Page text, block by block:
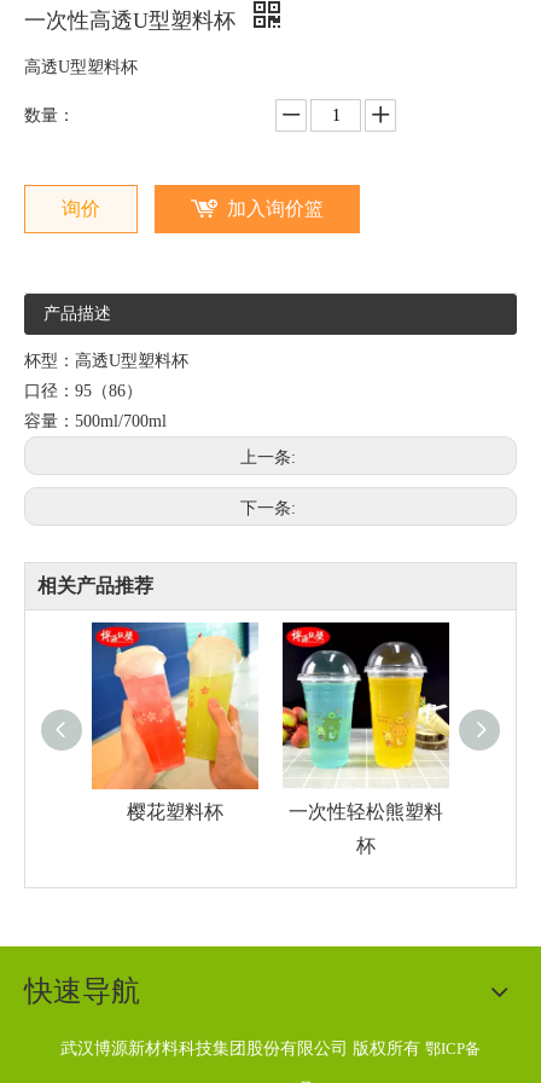
一次性高透U型塑料杯
高透U型塑料杯
数量：
询价 加入询价篮
产品描述
杯型：高透U型塑料杯
口径：95（86）
容量：500ml/700ml
上一条:
下一条:
相关产品推荐
樱花塑料杯
一次性轻松熊塑料
杯
快速导航
武汉博源新材料科技集团股份有限公司 版权所有 鄂ICP备